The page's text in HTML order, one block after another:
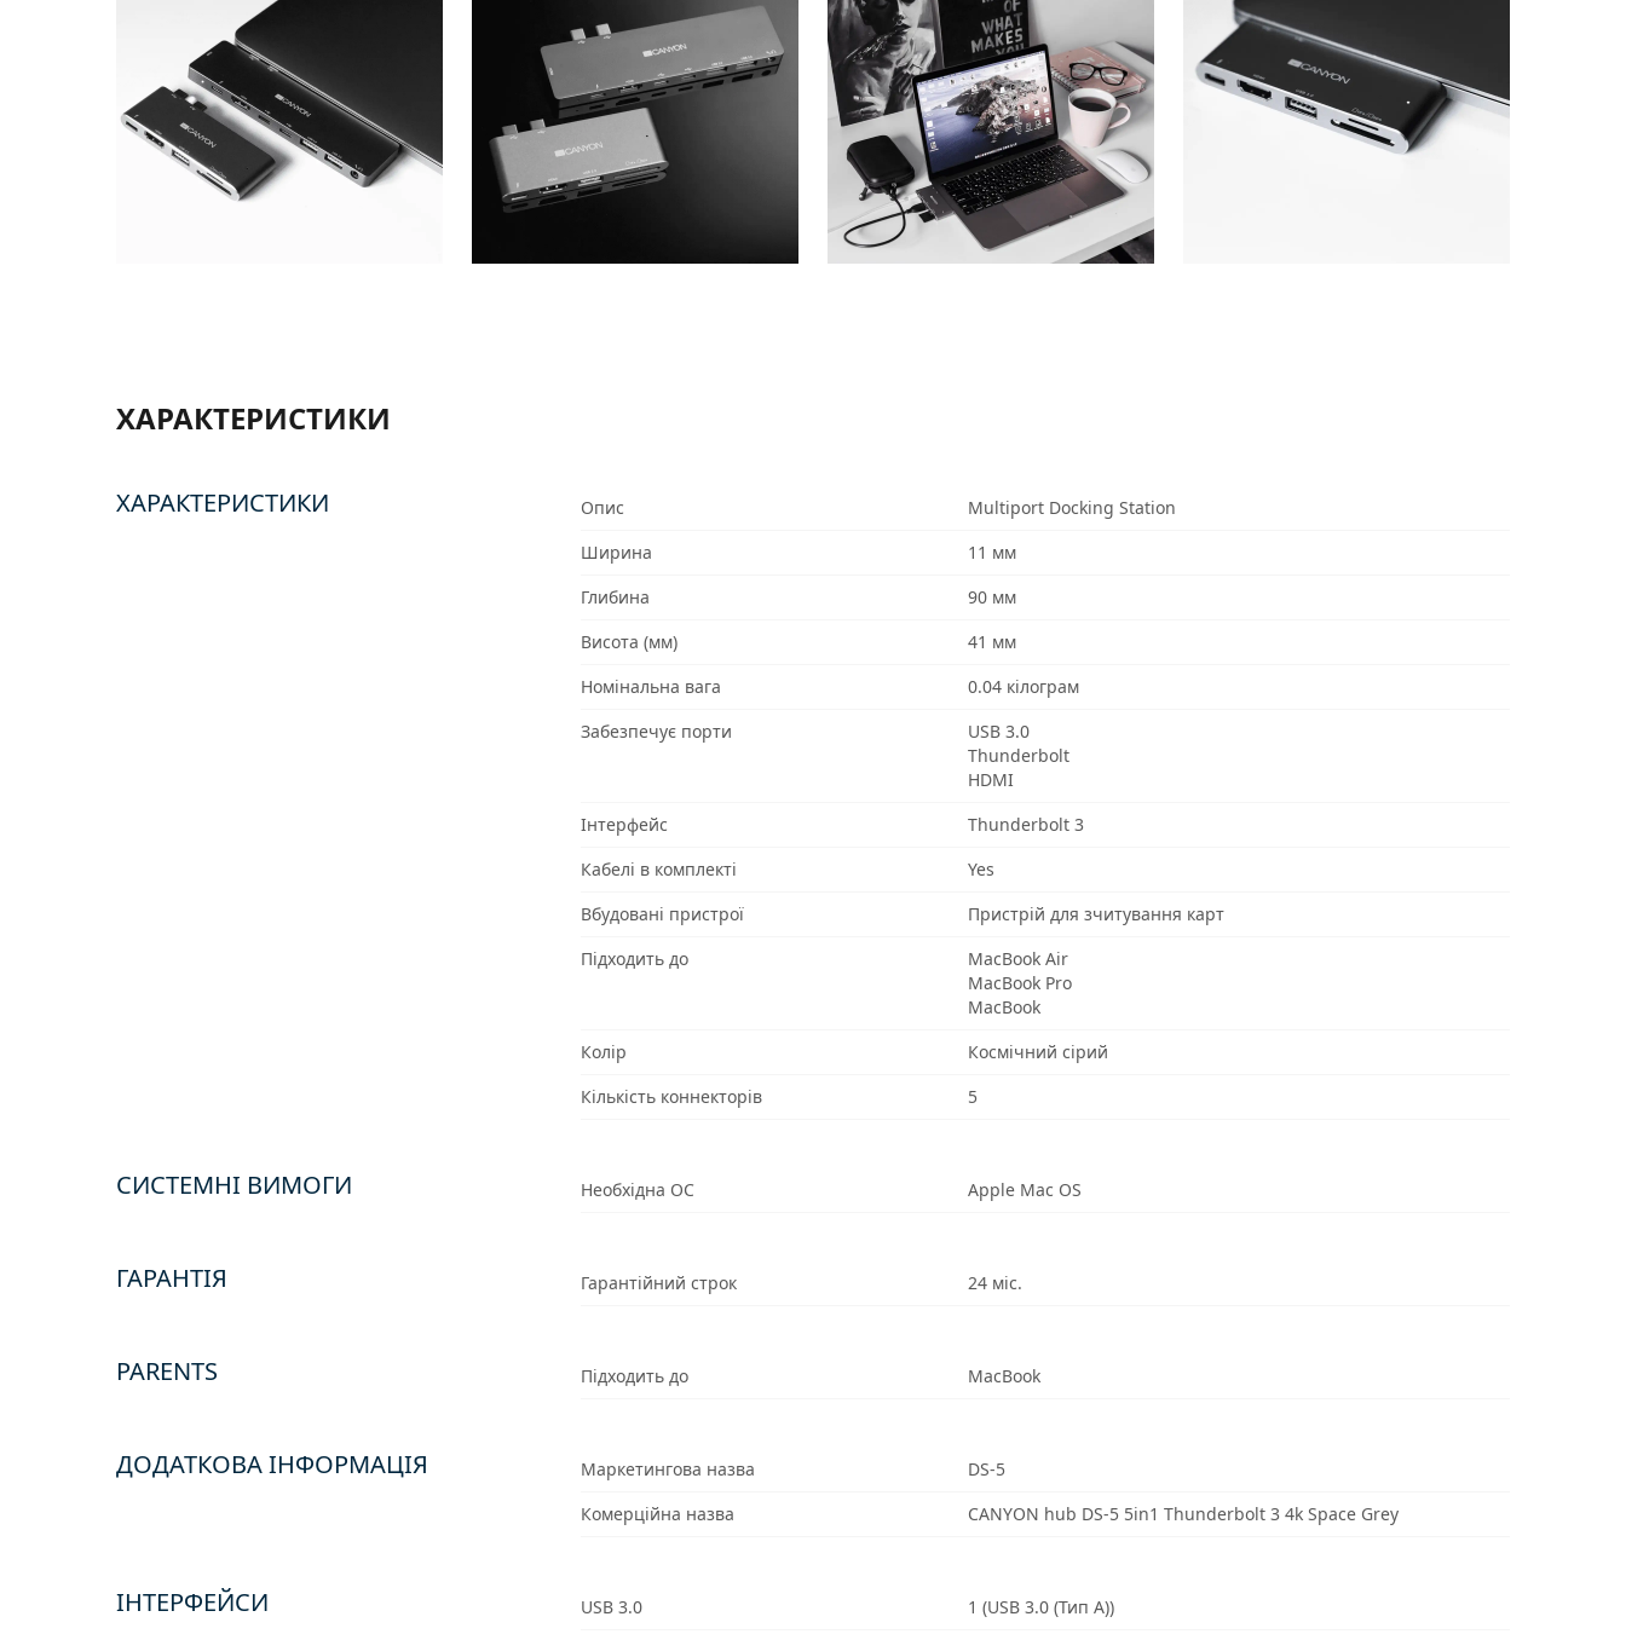
ХАРАКТЕРИСТИКИ
ХАРАКТЕРИСТИКИ Опис
Multiport Docking Station
Ширина
11 мм
Глибина
90 мм
Висота (мм)
41 мм
Номінальна вага
0.04 кілограм
Забезпечує порти
USB 3.0
Thunderbolt
HDMI
Інтерфейс
Thunderbolt 3
Кабелі в комплекті
Yes
Вбудовані пристрої
Пристрій для зчитування карт
Підходить до
MacBook Air
MacBook Pro
MacBook
Колір
Космічний сірий
Кількість коннекторів
5
СИСТЕМНІ ВИМОГИ Необхідна ОС Apple Mac OS
ГАРАНТІЯ Гарантійний строк 24 міс.
PARENTS Підходить до MacBook
ДОДАТКОВА ІНФОРМАЦІЯ Маркетингова назва
DS-5
Комерційна назва
CANYON hub DS-5 5in1 Thunderbolt 3 4k Space Grey
IНТЕРФЕЙСИ USB 3.0
1 (USB 3.0 (Тип A))